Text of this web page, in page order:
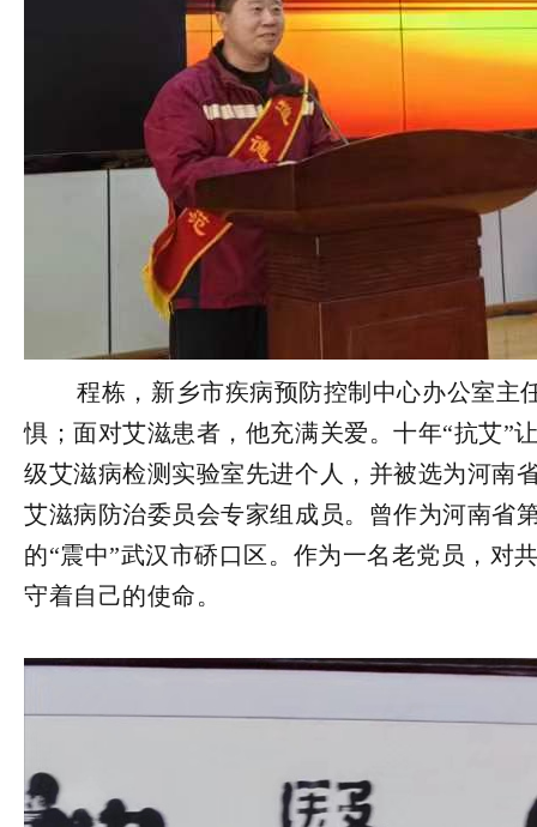
惧；面对艾滋患者，他充满关爱。十年“抗艾”
级艾滋病检测实验室先进个人，并被选为河南
艾滋病防治委员会专家组成员。曾作为河南省
的“震中”武汉市硚口区。作为一名老党员，对
守着自己的使命。